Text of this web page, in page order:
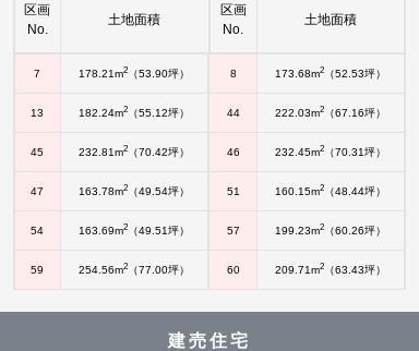
区画
No.
土地面積
区画
No.
土地面積
7 178.21m2（53.90坪） 8 173.68m2 （52.53坪）
13 182.24m2（55.12坪） 44 222.03m2 （67.16坪）
45 232.81m2（70.42坪） 46 232.45m2 （70.31坪）
47 163.78m2（49.54坪） 51 160.15m2 （48.44坪）
54 163.69m2（49.51坪） 57 199.23m2 （60.26坪）
59 254.56m2（77.00坪） 60 209.71m2 （63.43坪）
建売住宅